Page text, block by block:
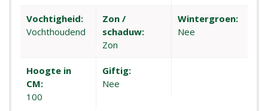
Vochtigheid:
Vochthoudend
Zon /
schaduw:
Zon
Wintergroen:
Nee
Hoogte in
CM:
100
Giftig:
Nee